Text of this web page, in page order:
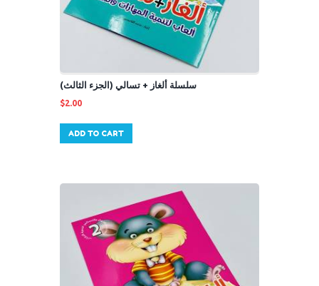
سلسلة ألغاز + تسالي (الجزء الثالث)
$2.00
ADD TO CART